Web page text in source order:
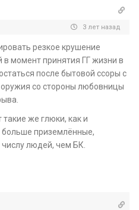
3 лет назад
резкое крушение
момент принятия ГГ жизни в
после бытовой ссоры с
со стороны любовницы
же глюки, как и
больше приземлённые,
людей, чем БК.